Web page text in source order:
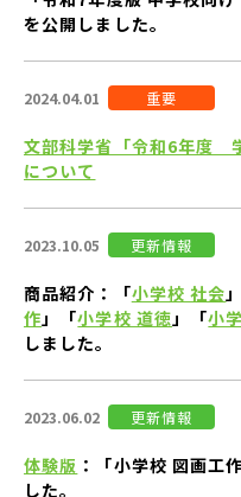
を公開しました。
2024.04.01 重要
文部科学省「令和6年度
について
2023.10.05 更新情報
商品紹介：「小学校 社会
作」「小学校 道徳」「小
しました。
2023.06.02 更新情報
体験版 ：「小学校 図画工
した。